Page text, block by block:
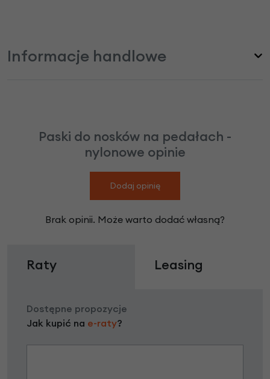
Informacje handlowe
Paski do nosków na pedałach -
nylonowe opinie
Dodaj opinię
Brak opinii. Może warto dodać własną?
Raty Leasing
Dostępne propozycje
Jak kupić na e-raty?